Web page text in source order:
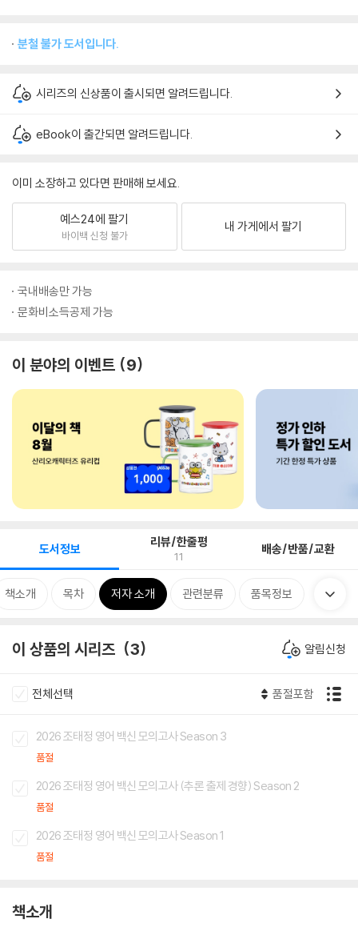
분철 불가 도서입니다.
시리즈의 신상품이 출시되면 알려드립니다.
eBook이 출간되면 알려드립니다.
이미 소장하고 있다면 판매해 보세요.
예스24에 팔기
바이백 신청 불가
내 가게에서 팔기
국내배송만 가능
문화비소득공제 가능
이 분야의 이벤트 9
도서정보 리뷰/한줄평
11 배송/반품/교환
책소개 목차 저자 소개 관련분류 품목정보
이 상품의 시리즈 3 알림신청
전체선택 품절포함
2026 조태정 영어 백신 모의고사 Season 3
품절
2026 조태정 영어 백신 모의고사 (추론 출제 경향) Season 2
품절
2026 조태정 영어 백신 모의고사 Season 1
품절
책소개